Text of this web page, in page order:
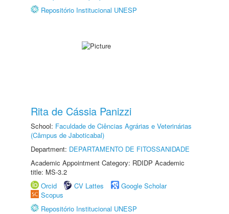
Repositório Institucional UNESP
Rita de Cássia Panizzi
School: Faculdade de Ciências Agrárias e Veterinárias
(Câmpus de Jaboticabal)
Department: DEPARTAMENTO DE FITOSSANIDADE
Academic Appointment Category: RDIDP Academic
title: MS-3.2
Orcid
CV Lattes
Google Scholar
Scopus
Repositório Institucional UNESP